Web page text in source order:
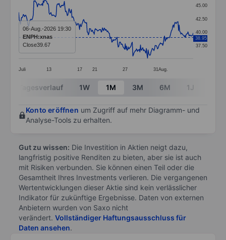
Line chart with 299 data points.
The chart has 1 X axis displaying categories.
The chart has 1 Y axis displaying values. Data
Juli 13 17 21 27 31 Aug.
37.50
40.00
42.50
45.00
38.95
06-Aug.-2026 19:30
ENPH:xnas
Close39.67
End of interactive chart.
Tagesverlauf 1W 1M 3M 6M 1J
Konto eröffnen um Zugriff auf mehr Diagramm- und
Analyse-Tools zu erhalten.
Gut zu wissen: Die Investition in Aktien neigt dazu,
langfristig positive Renditen zu bieten, aber sie ist auch
mit Risiken verbunden. Sie können einen Teil oder die
Gesamtheit Ihres Investments verlieren. Die vergangenen
Wertentwicklungen dieser Aktie sind kein verlässlicher
Indikator für zukünftige Ergebnisse. Daten von externen
Anbietern wurden von Saxo nicht
verändert. Vollständiger Haftungsausschluss für
Daten ansehen.